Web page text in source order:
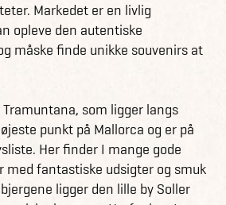
Markedet er en livlig
opleve den autentiske
måske finde unikke souvenirs at
som ligger langs
punkt på Mallorca og er på
Her finder I mange gode
med fantastiske udsigter og smuk
ligger den lille by Soller